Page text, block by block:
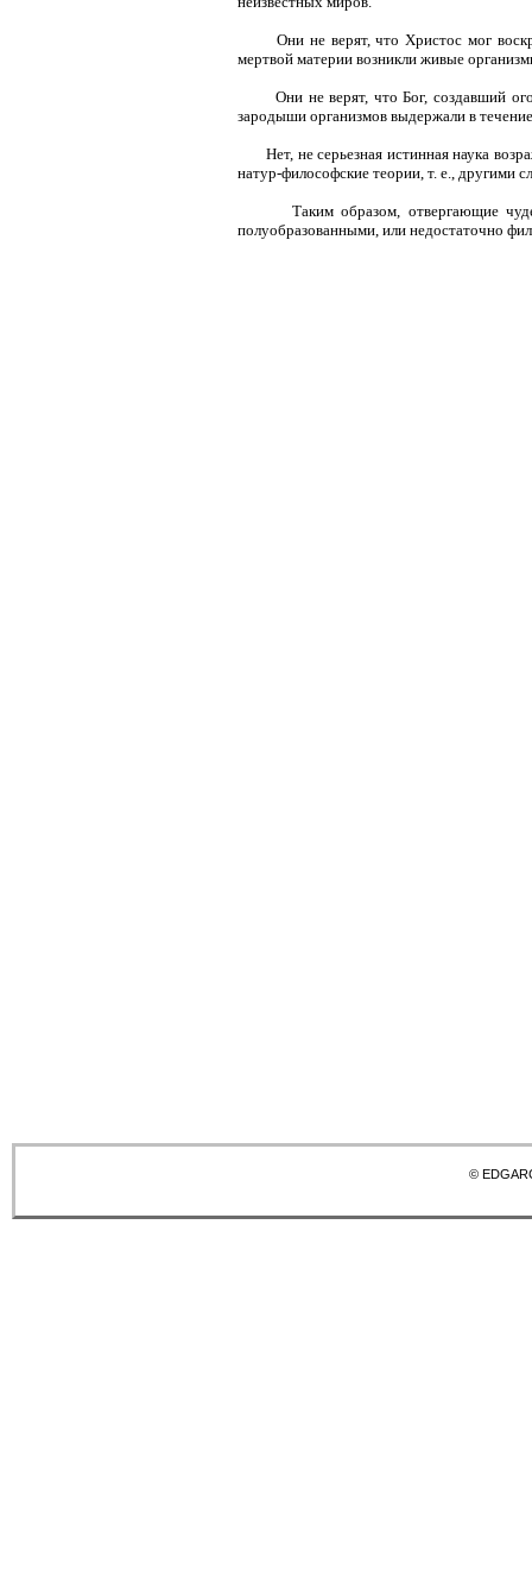
Они не верят, что Христос мог
мертвой материи возникли живые
Они не верят, что Бог, создавший
зародыши организмов выдержали в
Нет, не серьезная истинная наука
натур-философские теории, т. е., другими
Таким образом, отвергающие
полуобразованными, или недостаточно
©